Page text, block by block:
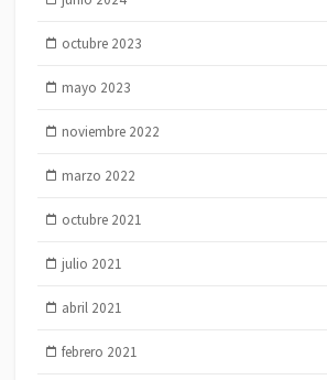
octubre 2023
mayo 2023
noviembre 2022
marzo 2022
octubre 2021
julio 2021
abril 2021
febrero 2021